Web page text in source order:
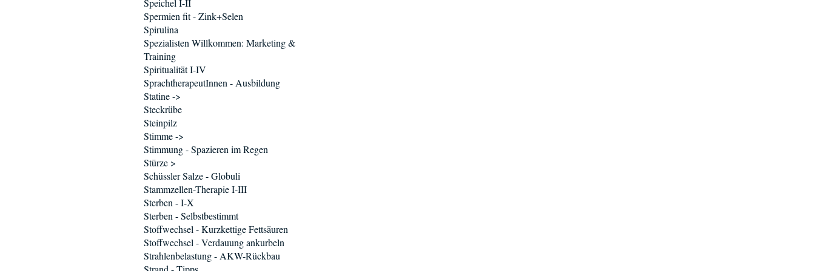
Speichel I-II
Spermien fit - Zink+Selen
Spirulina
Spezialisten Willkommen: Marketing &
Training
Spiritualität I-IV
SprachtherapeutInnen - Ausbildung
Statine ->
Steckrübe
Steinpilz
Stimme ->
Stimmung - Spazieren im Regen
Stürze >
Schüssler Salze - Globuli
Stammzellen-Therapie I-III
Sterben - I-X
Sterben - Selbstbestimmt
Stoffwechsel - Kurzkettige Fettsäuren
Stoffwechsel - Verdauung ankurbeln
Strahlenbelastung - AKW-Rückbau